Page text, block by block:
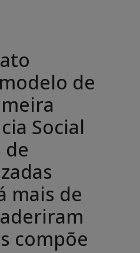
de
Social
de
mais de
compõe